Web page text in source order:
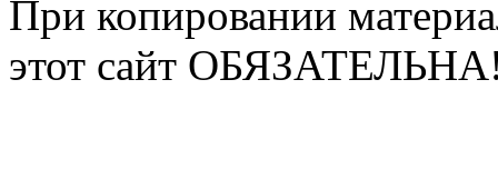
При копировании
этот сайт